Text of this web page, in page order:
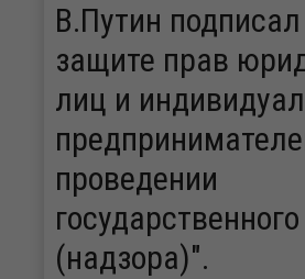
В.Путин
защите прав
лиц и
проведении
(надзора)".